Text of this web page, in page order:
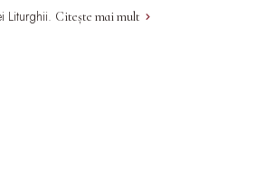
Liturghii. Citește mai mult